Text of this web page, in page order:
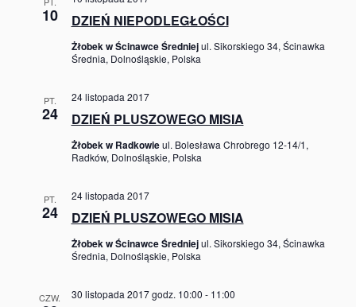
10 DZIEŃ NIEPODLEGŁOŚCI
Żłobek w Ścinawce Średniejul. Sikorskiego 34, Ścinawka
Średnia, Dolnośląskie, Polska
PT.
24 DZIEŃ PLUSZOWEGO MISIA
24 listopada 2017
Żłobek w Radkowieul. Bolesława Chrobrego 12-14/1,
Radków, Dolnośląskie, Polska
PT.
24 DZIEŃ PLUSZOWEGO MISIA
24 listopada 2017
Żłobek w Ścinawce Średniejul. Sikorskiego 34, Ścinawka
Średnia, Dolnośląskie, Polska
CZW. 30 listopada 2017 godz. 10:00 - 11:00